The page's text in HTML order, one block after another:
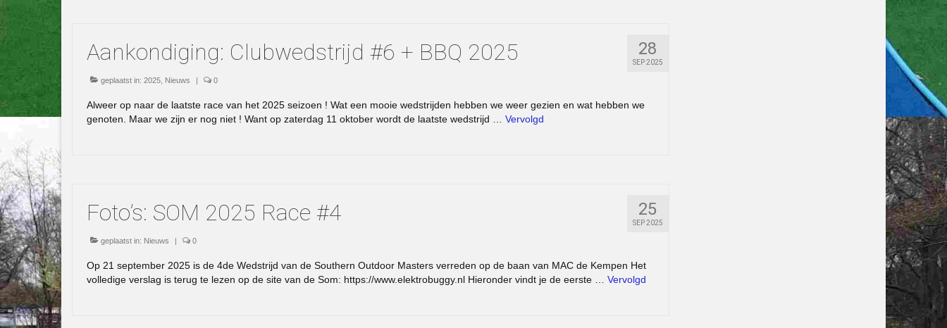
28
SEP 2025
Aankondiging: Clubwedstrijd #6 + BBQ 2025
geplaatst in: 2025 Nieuws | 0
Alweer op naar de laatste race van het 2025 seizoen ! Wat een mooie wedstrijden hebben we weer gezien en wat hebben we
genoten. Maar we zijn er nog niet ! Want op zaterdag 11 oktober wordt de laatste wedstrijd … Vervolgd
25
SEP 2025
Foto’s: SOM 2025 Race #4
geplaatst in: Nieuws | 0
Op 21 september 2025 is de 4de Wedstrijd van de Southern Outdoor Masters verreden op de baan van MAC de Kempen Het
volledige verslag is terug te lezen op de site van de Som: https://www.elektrobuggy.nl Hieronder vindt je de eerste … Vervolgd